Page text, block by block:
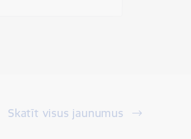
Skatīt visus jaunumus